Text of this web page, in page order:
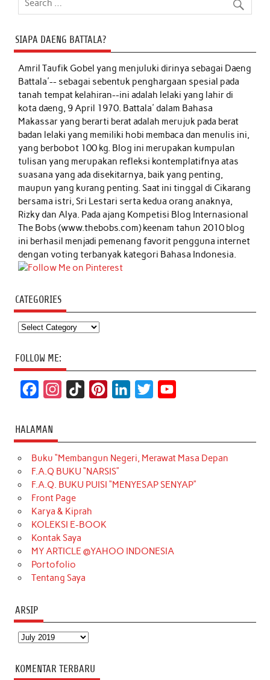
SIAPA DAENG BATTALA?
Amril Taufik Gobelyang menjuluki dirinya sebagai Daeng
Battala'-- sebagai sebentuk penghargaan spesial pada
tanah tempat kelahiran--ini adalah lelaki yang lahir di
kota daeng, 9 April 1970. Battala' dalam Bahasa
Makassar yang berarti berat adalah merujuk pada berat
badan lelaki yang memiliki hobi membaca dan menulis ini,
yang berbobot 100 kg. Blog ini merupakan kumpulan
tulisan yang merupakan refleksi kontemplatifnya atas
suasana yang ada disekitarnya, baik yang penting,
maupun yang kurang penting. Saat ini tinggal di Cikarang
bersama istri, Sri Lestari serta kedua orang anaknya,
Rizky dan Alya. Pada ajang Kompetisi Blog Internasional
The Bobs (www.thebobs.com) keenam tahun 2010 blog
ini berhasil menjadi pemenang favorit pengguna internet
dengan voting terbanyak kategori Bahasa Indonesia.
CATEGORIES
Categories
FOLLOW ME:
c
e
b
o
o
k
t
a
g
r
a
m
T
o
k
t
e
r
k
e
d
t
t
e
T
u
b
HALAMAN
Buku “Membangun Negeri, Merawat Masa Depan
F.A.Q BUKU “NARSIS”
F.A.Q. BUKU PUISI “MENYESAP SENYAP”
Front Page
Karya & Kiprah
KOLEKSI E-BOOK
Kontak Saya
MY ARTICLE @YAHOO INDONESIA
Portofolio
Tentang Saya
ARSIP
Arsip
KOMENTAR TERBARU